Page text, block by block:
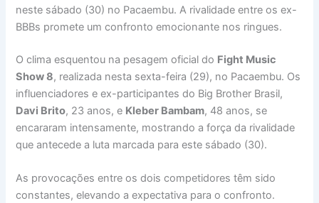
neste sábado (30) no Pacaembu. A rivalidade entre os ex-
BBBs promete um confronto emocionante nos ringues.
O clima esquentou na pesagem oficial do Fight Music
Show 8, realizada nesta sexta-feira (29), no Pacaembu. Os
influenciadores e ex-participantes do Big Brother Brasil,
Davi Brito, 23 anos, e Kleber Bambam, 48 anos, se
encararam intensamente, mostrando a força da rivalidade
que antecede a luta marcada para este sábado (30).
As provocações entre os dois competidores têm sido
constantes, elevando a expectativa para o confronto.